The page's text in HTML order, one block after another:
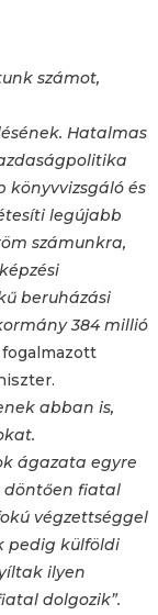
számot,
Hatalmas
könyvvizsgáló és
legújabb
számunkra,
beruházási
384 millió
fogalmazott
abban is,
ágazata egyre
döntően fiatal
végzettséggel
pedig külföldi
ilyen
dolgozik”.